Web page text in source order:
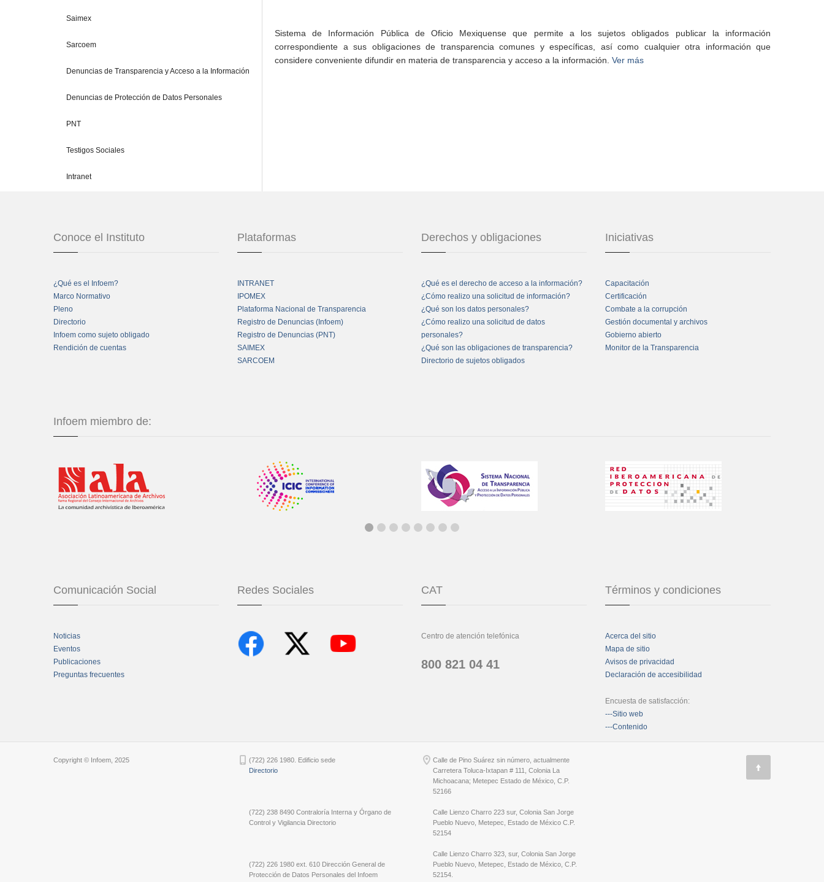
Saimex
Sarcoem
Denuncias de Transparencia y Acceso a la Información
Denuncias de Protección de Datos Personales
PNT
Testigos Sociales
Intranet
Sistema de Información Pública de Oficio Mexiquense que permite a los sujetos obligados publicar la información
correspondiente a sus obligaciones de transparencia comunes y específicas, así como cualquier otra información que
considere conveniente difundir en materia de transparencia y acceso a la información. Ver más
Conoce el Instituto
¿Qué es el Infoem?
Marco Normativo
Pleno
Directorio
Infoem como sujeto obligado
Rendición de cuentas
Plataformas
INTRANET
IPOMEX
Plataforma Nacional de Transparencia
Registro de Denuncias (Infoem)
Registro de Denuncias (PNT)
SAIMEX
SARCOEM
Derechos y obligaciones
¿Qué es el derecho de acceso a la información?
¿Cómo realizo una solicitud de información?
¿Qué son los datos personales?
¿Cómo realizo una solicitud de datos
personales?
¿Qué son las obligaciones de transparencia?
Directorio de sujetos obligados
Iniciativas
Capacitación
Certificación
Combate a la corrupción
Gestión documental y archivos
Gobierno abierto
Monitor de la Transparencia
Infoem miembro de:
Comunicación Social
Noticias
Eventos
Publicaciones
Preguntas frecuentes
Redes Sociales CAT
Centro de atención telefónica
800 821 04 41
Términos y condiciones
Acerca del sitio
Mapa de sitio
Avisos de privacidad
Declaración de accesibilidad
Encuesta de satisfacción:
---Sitio web
---Contenido
Copyright © Infoem, 2025
(722) 226 1980. Edificio sede
Directorio
(722) 238 8490 Contraloría Interna y Órgano de
Control y Vigilancia Directorio
(722) 226 1980 ext. 610 Dirección General de
Protección de Datos Personales del Infoem
Calle de Pino Suárez sin número, actualmente
Carretera Toluca-Ixtapan # 111, Colonia La
Michoacana; Metepec Estado de México, C.P.
52166
Calle Lienzo Charro 223 sur, Colonia San Jorge
Pueblo Nuevo, Metepec, Estado de México C.P.
52154
Calle Lienzo Charro 323, sur, Colonia San Jorge
Pueblo Nuevo, Metepec, Estado de México, C.P.
52154.